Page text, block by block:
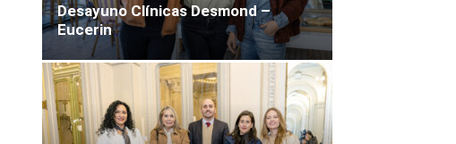
Desayuno Clínicas Desmond –
Eucerin